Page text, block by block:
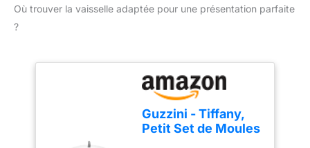
Où trouver la vaisselle adaptée pour une présentation parfaite
?
Guzzini - Tiffany,
Petit Set de Moules